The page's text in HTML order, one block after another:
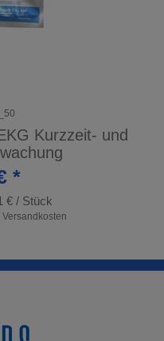
Kurzzeit- und
*
€ / Stück
Versandkosten